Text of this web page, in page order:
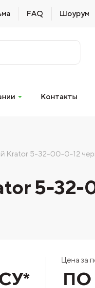
FAQ Шоурум
Контакты
Krator 5-32-00-0-12
5-
Цена за
ПО